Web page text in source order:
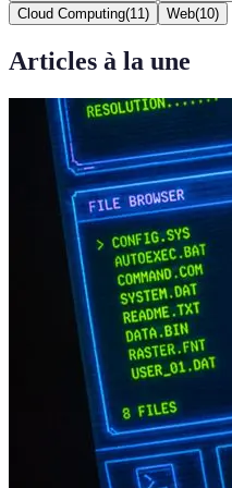
Cloud Computing(11 ) Web(10)
Articles à la une